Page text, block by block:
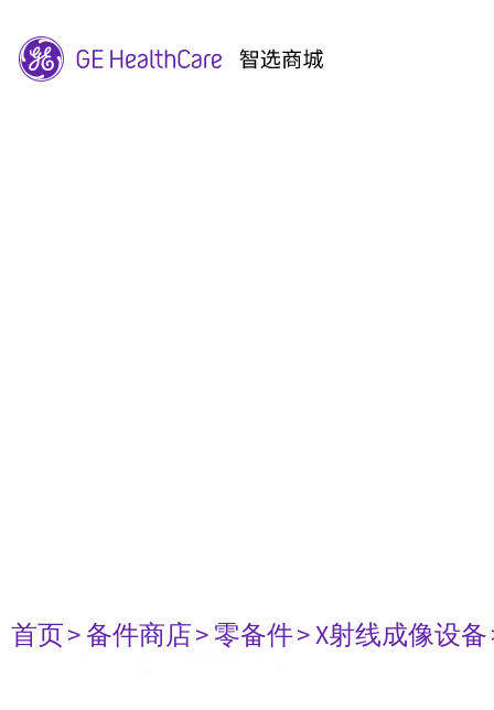
首页> 备件商店> 零备件> X射线成像设备